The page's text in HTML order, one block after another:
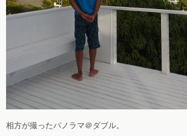
相方が撮ったパノラマ＠ダブル。